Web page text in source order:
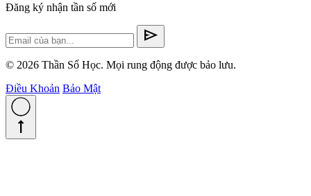
Đăng ký nhận tần số mới
send
© 2026 Thần Số Học. Mọi rung động được bảo lưu.
Điều Khoản Bảo Mật
straight